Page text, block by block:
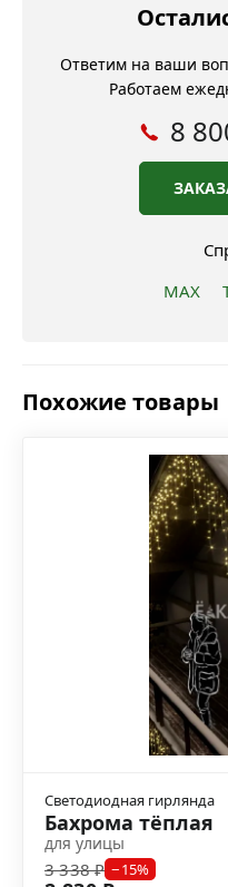
Ответим на ваши
Работаем
8
MAX
Похожие товары
Светодиодная гирлянда
Бахрома тёплая
для улицы
3 338 ₽ −15%